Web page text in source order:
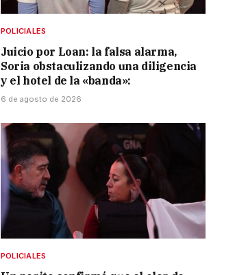
POLICIALES
Juicio por Loan: la falsa alarma,
Soria obstaculizando una diligencia
y el hotel de la «banda»:
6 de agosto de 2026
POLICIALES